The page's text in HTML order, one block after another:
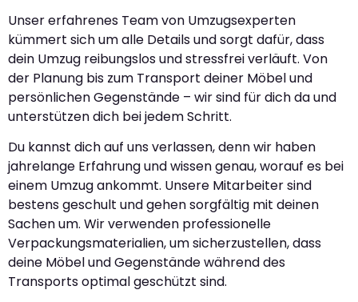
Unser erfahrenes Team von Umzugsexperten
kümmert sich um alle Details und sorgt dafür, dass
dein Umzug reibungslos und stressfrei verläuft. Von
der Planung bis zum Transport deiner Möbel und
persönlichen Gegenstände – wir sind für dich da und
unterstützen dich bei jedem Schritt.
Du kannst dich auf uns verlassen, denn wir haben
jahrelange Erfahrung und wissen genau, worauf es bei
einem Umzug ankommt. Unsere Mitarbeiter sind
bestens geschult und gehen sorgfältig mit deinen
Sachen um. Wir verwenden professionelle
Verpackungsmaterialien, um sicherzustellen, dass
deine Möbel und Gegenstände während des
Transports optimal geschützt sind.